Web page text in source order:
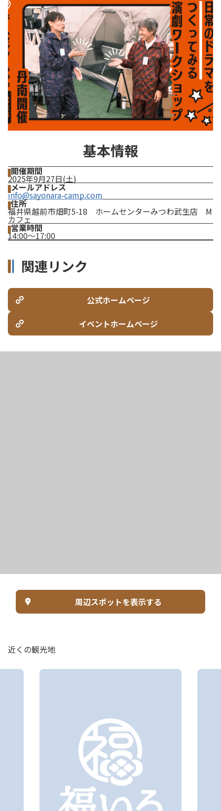
基本情報
開催期間
2025年9月27日(土)
メールアドレス
info@sayonara-camp.com
住所
福井県越前市畑町5-18 ホームセンターみつわ武生店 M
カフェ
営業時間
14:00～17:00
関連リンク
公式ホームページ
イベントホームページ
周辺スポットを表示する
近くの観光地